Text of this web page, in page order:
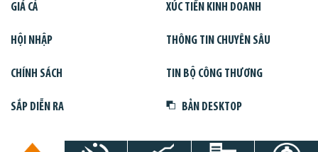
GIÁ CẢ XÚC TIẾN KINH DOANH
HỘI NHẬP THÔNG TIN CHUYÊN SÂU
CHÍNH SÁCH TIN BỘ CÔNG THƯƠNG
SẮP DIỄN RA BẢN DESKTOP